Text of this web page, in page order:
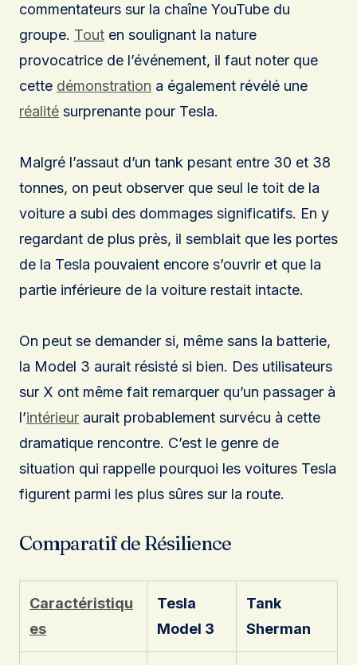
commentateurs sur la chaîne YouTube du
groupe. Tout en soulignant la nature
provocatrice de l’événement, il faut noter que
cette démonstration a également révélé une
réalité surprenante pour Tesla.
Malgré l’assaut d’un tank pesant entre 30 et 38
tonnes, on peut observer que seul le toit de la
voiture a subi des dommages significatifs. En y
regardant de plus près, il semblait que les portes
de la Tesla pouvaient encore s’ouvrir et que la
partie inférieure de la voiture restait intacte.
On peut se demander si, même sans la batterie,
la Model 3 aurait résisté si bien. Des utilisateurs
sur X ont même fait remarquer qu’un passager à
l’intérieur aurait probablement survécu à cette
dramatique rencontre. C’est le genre de
situation qui rappelle pourquoi les voitures Tesla
figurent parmi les plus sûres sur la route.
Comparatif de Résilience
Caractéristiqu
es
Tesla
Model 3
Tank
Sherman